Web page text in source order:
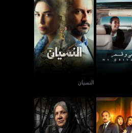
وقمر النسيان
النسيان